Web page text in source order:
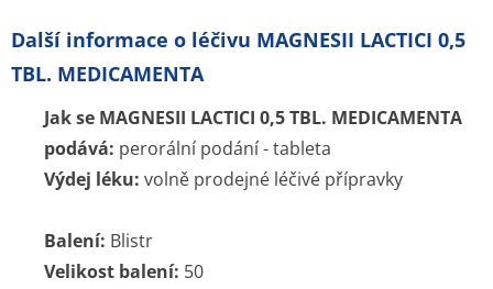
Další informace o léčivu MAGNESII LACTICI 0,5
TBL. MEDICAMENTA
Jak se MAGNESII LACTICI 0,5 TBL. MEDICAMENTA
podává: perorální podání - tableta
Výdej léku: volně prodejné léčivé přípravky
Balení: Blistr
Velikost balení: 50